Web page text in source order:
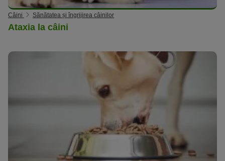
Câini Sănătatea și îngrijirea câinilor
Ataxia la câini